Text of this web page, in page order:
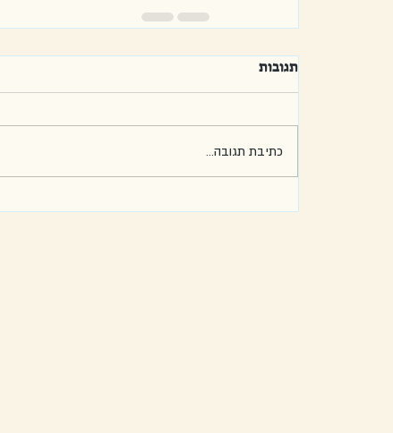
תגובות
כתיבת תגובה...